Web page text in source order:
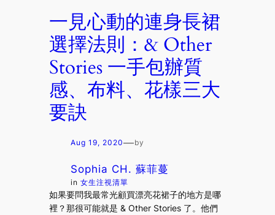
一見心動的連身長裙
選擇法則：& Other
Stories 一手包辦質
感、布料、花樣三大
要訣
Aug 19, 2020—by
Sophia CH. 蘇菲蔓
in女生注視清單
如果要問我最常光顧買漂亮花裙子的地方是哪
裡？那很可能就是 & Other Stories 了。他們